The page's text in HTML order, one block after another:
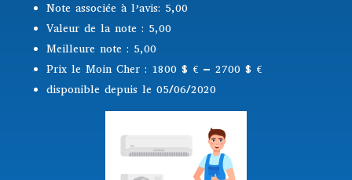
Note associée à l’avis: 5,00
Valeur de la note : 5,00
Meilleure note : 5,00
Prix le Moin Cher : 1800 $ € – 2700 $ €
disponible depuis le 05/06/2020